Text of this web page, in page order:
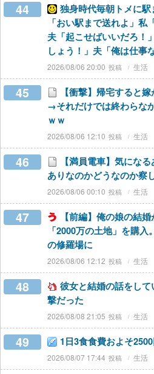
44
独身時代毎朝トメに
「おい駅まで送れよ」私
夫「起こせばいいだろ！
しょう！」夫「俺は仕事
2026/08/06 20:00 生活
45
【衝撃】帰宅すると
→それだけでは終わらな
ｗｗ
2026/08/06 12:10 生活
46
【満員電車】気にな
ありなのかどうなのか察
2026/08/06 00:10 生活
47
【前編】俺の娘の結
「2000万の土地」を購
の修羅場に
2026/08/06 12:12 生活
48
彼女と結婚の話をし
撃だった
2026/08/08 21:05 生活
49 1日3食食費およそ
2026/08/07 17:44 生活